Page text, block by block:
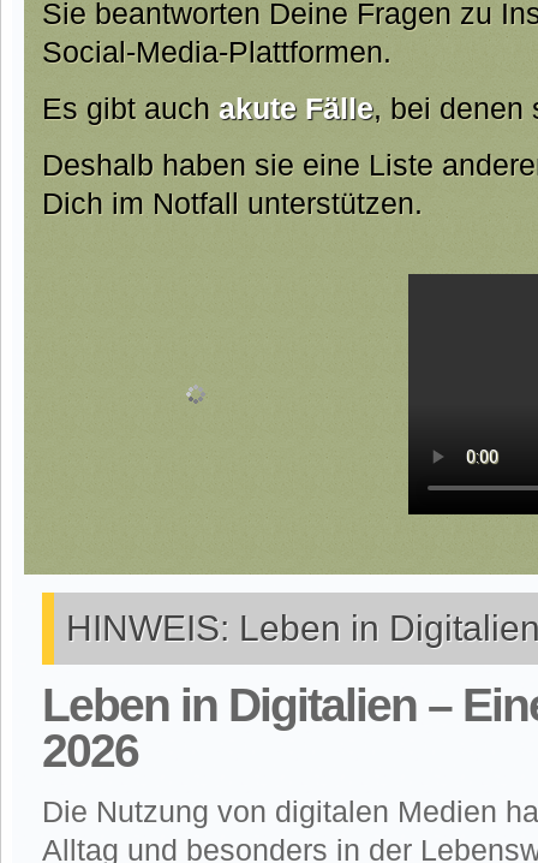
Sie beantworten Deine Fragen zu
Social-Media-Plattformen.
Es gibt auch akute Fälle, bei denen
Deshalb haben sie eine Liste
Dich im Notfall unterstützen.
HINWEIS: Leben in
Leben in Digitalien –
2026
Die Nutzung von digitalen Medien
Alltag und besonders in der